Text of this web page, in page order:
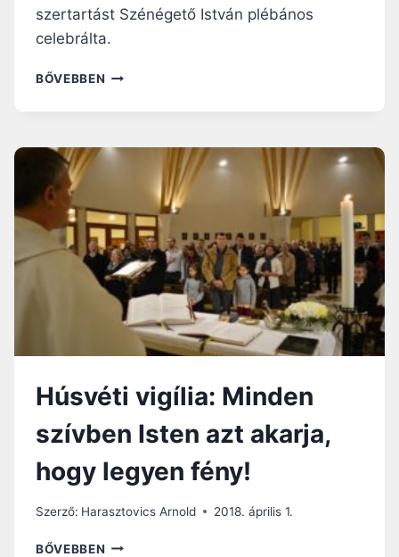
szertartást Szénégető István plébános
celebrálta.
BŐVEBBEN ILYEN
SZERTARTÁS
ERDÉLYBEN
Húsvéti vigília: Minden
szívben Isten azt akarja,
hogy legyen fény!
Szerző: Harasztovics Arnold 2018. április 1.
BŐVEBBEN HÚSVÉTI